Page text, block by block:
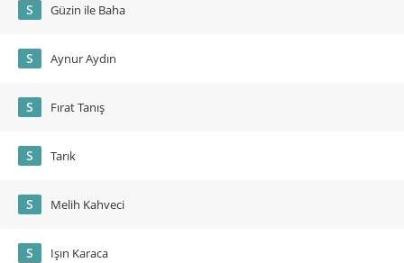
S Güzin ile Baha
S Aynur Aydın
S Fırat Tanış
S Tarık
S Melih Kahveci
S Işın Karaca